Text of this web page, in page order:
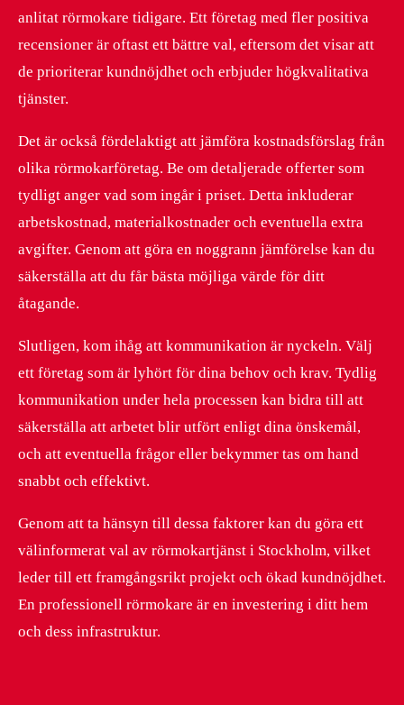
anlitat rörmokare tidigare. Ett företag med fler positiva
recensioner är oftast ett bättre val, eftersom det visar att
de prioriterar kundnöjdhet och erbjuder högkvalitativa
tjänster.
Det är också fördelaktigt att jämföra kostnadsförslag från
olika rörmokarföretag. Be om detaljerade offerter som
tydligt anger vad som ingår i priset. Detta inkluderar
arbetskostnad, materialkostnader och eventuella extra
avgifter. Genom att göra en noggrann jämförelse kan du
säkerställa att du får bästa möjliga värde för ditt
åtagande.
Slutligen, kom ihåg att kommunikation är nyckeln. Välj
ett företag som är lyhört för dina behov och krav. Tydlig
kommunikation under hela processen kan bidra till att
säkerställa att arbetet blir utfört enligt dina önskemål,
och att eventuella frågor eller bekymmer tas om hand
snabbt och effektivt.
Genom att ta hänsyn till dessa faktorer kan du göra ett
välinformerat val av rörmokartjänst i Stockholm, vilket
leder till ett framgångsrikt projekt och ökad kundnöjdhet.
En professionell rörmokare är en investering i ditt hem
och dess infrastruktur.